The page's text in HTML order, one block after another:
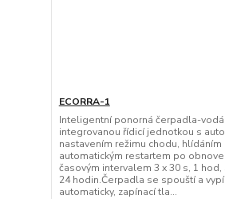
ECORRA-1
Inteligentní ponorná čerpadla-
integrovanou řídicí jednotkou s
nastavením režimu chodu, hlídáním
automatickým restartem po
časovým intervalem 3 x 30 s, 1 hod,
24 hodin.Čerpadla se spouští a
automaticky, zapínací tla...